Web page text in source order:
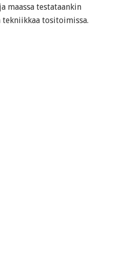
maassa testataankin
tositoimissa.